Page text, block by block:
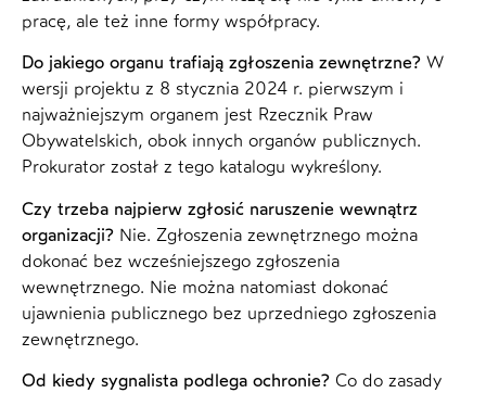
pracę, ale też inne formy współpracy.
Do jakiego organu trafiają zgłoszenia zewnętrzne? W
wersji projektu z 8 stycznia 2024 r. pierwszym i
najważniejszym organem jest Rzecznik Praw
Obywatelskich, obok innych organów publicznych.
Prokurator został z tego katalogu wykreślony.
Czy trzeba najpierw zgłosić naruszenie wewnątrz
organizacji? Nie. Zgłoszenia zewnętrznego można
dokonać bez wcześniejszego zgłoszenia
wewnętrznego. Nie można natomiast dokonać
ujawnienia publicznego bez uprzedniego zgłoszenia
zewnętrznego.
Od kiedy sygnalista podlega ochronie? Co do zasady